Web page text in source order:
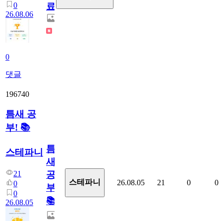
0
26.08.06
0
댓글
료
196740
틈새 공
부! 📚
스테파니
21
0
0
26.08.05
틈
새
공
부!
📚
스테파니 26.08.05 21 0 0